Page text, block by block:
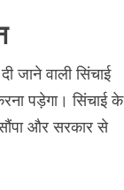
जाने वाली सिंचाई
पड़ेगा। सिंचाई के
और सरकार से